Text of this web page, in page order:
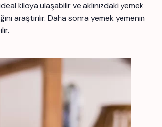
kiloya ulaşabilir ve aklınızdaki yemek
araştırılır. Daha sonra yemek yemenin